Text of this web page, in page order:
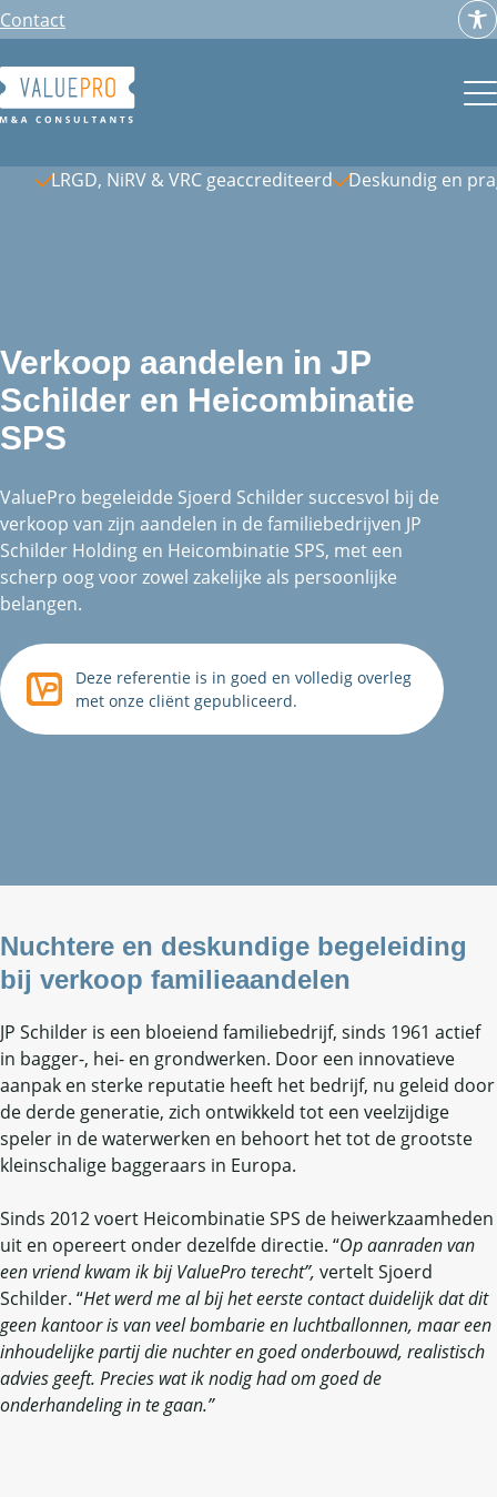
Ga
naar
de
inhoud
Contact
LRGD, NiRV & VRC geaccrediteerd Deskundig en
Verkoop aandelen in JP
Schilder en Heicombinatie
SPS
ValuePro begeleidde Sjoerd Schilder succesvol bij de
verkoop van zijn aandelen in de familiebedrijven JP
Schilder Holding en Heicombinatie SPS, met een
scherp oog voor zowel zakelijke als persoonlijke
belangen.
Deze referentie is in goed en volledig overleg
met onze cliënt gepubliceerd.
Nuchtere en deskundige begeleiding
bij verkoop familieaandelen
JP Schilder is een bloeiend familiebedrijf, sinds 1961 actief
in bagger-, hei- en grondwerken. Door een innovatieve
aanpak en sterke reputatie heeft het bedrijf, nu geleid door
de derde generatie, zich ontwikkeld tot een veelzijdige
speler in de waterwerken en behoort het tot de grootste
kleinschalige baggeraars in Europa.
Sinds 2012 voert Heicombinatie SPS de heiwerkzaamheden
uit en opereert onder dezelfde directie. “Op aanraden van
een vriend kwam ik bij ValuePro terecht”, vertelt Sjoerd
Schilder. “Het werd me al bij het eerste contact duidelijk dat dit
geen kantoor is van veel bombarie en luchtballonnen, maar een
inhoudelijke partij die nuchter en goed onderbouwd, realistisch
advies geeft. Precies wat ik nodig had om goed de
onderhandeling in te gaan.”